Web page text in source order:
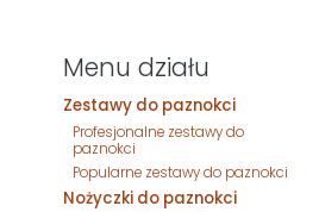
Menu działu
Zestawy do paznokci
Profesjonalne zestawy do
paznokci
Popularne zestawy do paznokci
Nożyczki do paznokci